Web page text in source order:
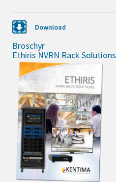
Download
Broschyr
Ethiris NVRN Rack Solutions